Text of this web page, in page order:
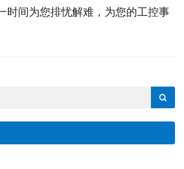
时间为您排忧解难，为您的工控事